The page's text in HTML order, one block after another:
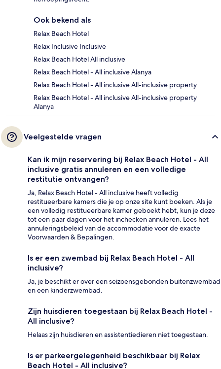
Ook bekend als
Relax Beach Hotel
Relax Inclusive Inclusive
Relax Beach Hotel All inclusive
Relax Beach Hotel - All inclusive Alanya
Relax Beach Hotel - All inclusive All-inclusive property
Relax Beach Hotel - All inclusive All-inclusive property
Alanya
Veelgestelde vragen
Kan ik mijn reservering bij Relax Beach Hotel - All
inclusive gratis annuleren en een volledige
restitutie ontvangen?
Ja, Relax Beach Hotel - All inclusive heeft volledig
restitueerbare kamers die je op onze site kunt boeken. Als je
een volledig restitueerbare kamer geboekt hebt, kun je deze
tot een paar dagen voor het inchecken annuleren. Lees het
annuleringsbeleid van de accommodatie voor de exacte
Voorwaarden & Bepalingen.
Is er een zwembad bij Relax Beach Hotel - All
inclusive?
Ja, je beschikt er over een seizoensgebonden buitenzwembad
en een kinderzwembad.
Zijn huisdieren toegestaan bij Relax Beach Hotel -
All inclusive?
Helaas zijn huisdieren en assistentiedieren niet toegestaan.
Is er parkeergelegenheid beschikbaar bij Relax
Beach Hotel - All inclusive?